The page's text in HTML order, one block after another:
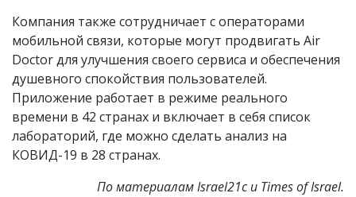
Компания также сотрудничает с операторами
мобильной связи, которые могут продвигать Air
Doctor для улучшения своего сервиса и обеспечения
душевного спокойствия пользователей.
Приложение работает в режиме реального
времени в 42 странах и включает в себя список
лабораторий, где можно сделать анализ на
КОВИД-19 в 28 странах.
По материаламIsrael21cи Times of Israel.